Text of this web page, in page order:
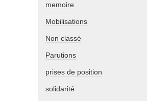
memoire
Mobilisations
Non classé
Parutions
prises de position
solidarité